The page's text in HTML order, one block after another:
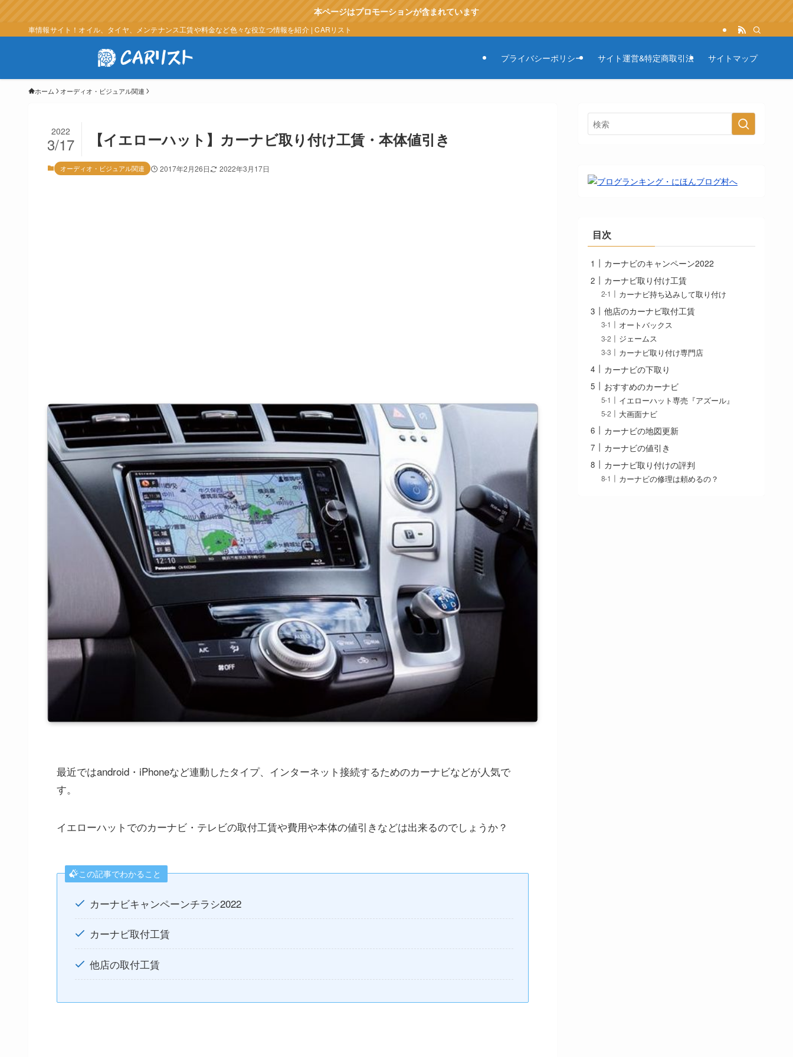
本ページはプロモーションが含まれています
車情報サイト！オイル、タイヤ、メンテナンス工賃や料金など色々な役立つ情報を紹介 | CARリスト
プライバシーポリシー サイト運営&特定商取引法 サイトマップ
ホーム オーディオ・ビジュアル関連
【イエローハット】カーナビ取り付け工賃・本体値引き
2022
3/17
オーディオ・ビジュアル関連 2017年2月26日 2022年3月17日
最近ではandroid・iPhoneなど連動したタイプ、インターネット接続するためのカーナビなどが人気で
す。
イエローハットでのカーナビ ・テレビの取付工賃や費用や本体の値引きなどは出来るのでしょうか？
この記事でわかること
カーナビキャンペーンチラシ2022
カーナビ取付工賃
他店の取付工賃
目次
カーナビのキャンペーン2022
カーナビ取り付け工賃
カーナビ持ち込みして取り付け
他店のカーナビ取付工賃
オートバックス
ジェームス
カーナビ取り付け専門店
カーナビの下取り
おすすめのカーナビ
イエローハット専売『アズール』
大画面ナビ
カーナビの地図更新
カーナビの値引き
カーナビ取り付けの評判
カーナビの修理は頼めるの？